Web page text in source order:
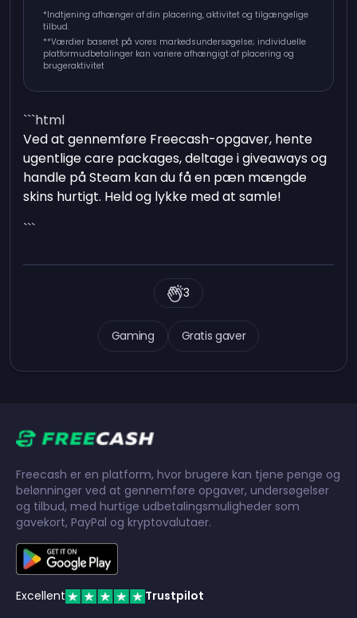
*Indtjening afhænger af din placering, aktivitet og tilgængelige
tilbud.
**Værdier baseret på vores markedsundersøgelse; individuelle
platformudbetalinger kan variere afhængigt af placering og
brugeraktivitet
```html
Ved at gennemføre Freecash-opgaver, hente
ugentlige care packages, deltage i giveaways og
handle på Steam kan du få en pæn mængde
skins hurtigt. Held og lykke med at samle!
```
Gaming Gratis gaver
3
Freecash er en platform, hvor brugere kan tjene penge og
belønninger ved at gennemføre opgaver, undersøgelser
og tilbud, med hurtige udbetalingsmuligheder som
gavekort, PayPal og kryptovalutaer.
Excellent Trustpilot